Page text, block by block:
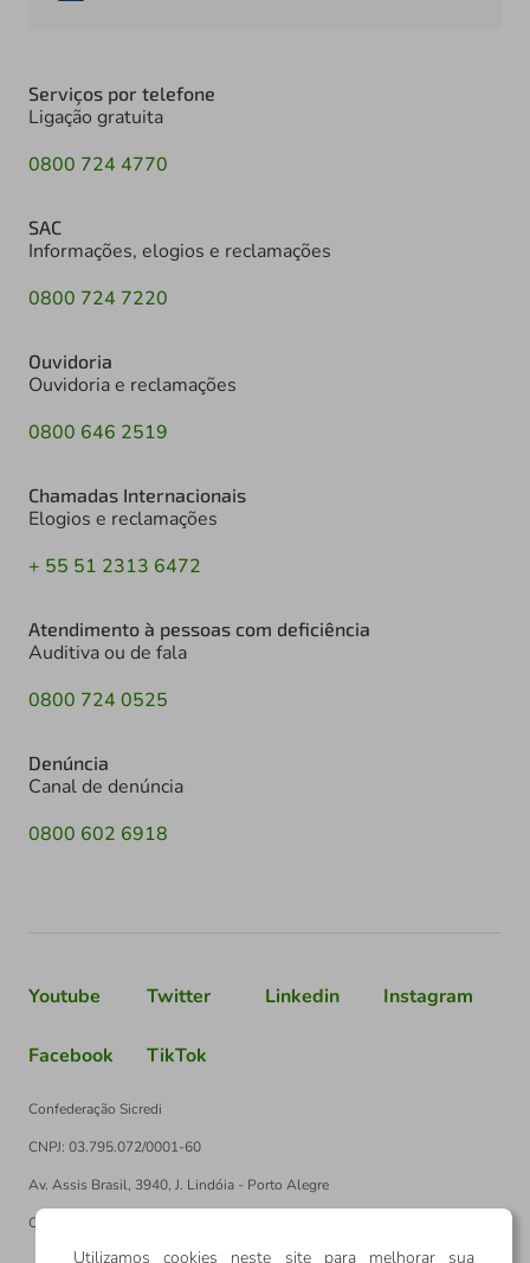
Serviços por telefone
Ligação gratuita
0800 724 4770
SAC
Informações, elogios e reclamações
0800 724 7220
Ouvidoria
Ouvidoria e reclamações
0800 646 2519
Chamadas Internacionais
Elogios e reclamações
+ 55 51 2313 6472
Atendimento à pessoas com deficiência
Auditiva ou de fala
0800 724 0525
Denúncia
Canal de denúncia
0800 602 6918
Youtube Twitter Linkedin Instagram
Facebook TikTok
Confederação Sicredi
CNPJ: 03.795.072/0001-60
Av. Assis Brasil, 3940, J. Lindóia - Porto Alegre
CEP: 91010-003
Utilizamos cookies neste site para melhorar sua